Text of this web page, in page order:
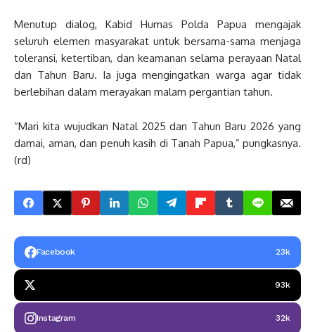
Menutup dialog, Kabid Humas Polda Papua mengajak
seluruh elemen masyarakat untuk bersama-sama menjaga
toleransi, ketertiban, dan keamanan selama perayaan Natal
dan Tahun Baru. Ia juga mengingatkan warga agar tidak
berlebihan dalam merayakan malam pergantian tahun.
“Mari kita wujudkan Natal 2025 dan Tahun Baru 2026 yang
damai, aman, dan penuh kasih di Tanah Papua,” pungkasnya.
(rd)
Facebook 23k
93k
Instagram 32k